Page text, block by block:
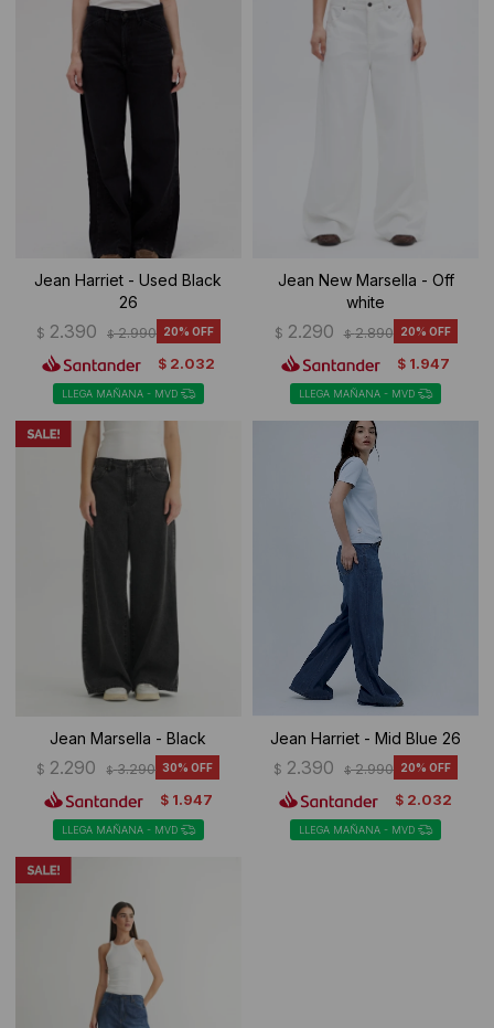
Jean Harriet - Used Black
26
$ 2.390 $ 2.990 20
$ 2.032
LLEGA MAÑANA - MVD
Jean New Marsella - Off
white
$ 2.290 $ 2.890 20
$ 1.947
LLEGA MAÑANA - MVD
Jean Marsella - Black
$ 2.290 $ 3.290 30
$ 1.947
LLEGA MAÑANA - MVD
Jean Harriet - Mid Blue 26
$ 2.390 $ 2.990 20
$ 2.032
LLEGA MAÑANA - MVD
Ropa Interior
Canguros
Camperas
Sherpas
Camisas y blusas
Vestidos
Sherpas